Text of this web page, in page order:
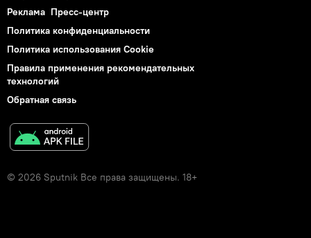
Реклама Пресс-центр
Политика конфиденциальности
Политика использования Cookie
Правила применения рекомендательных
технологий
Обратная связь
© 2026 Sputnik Все права защищены. 18+